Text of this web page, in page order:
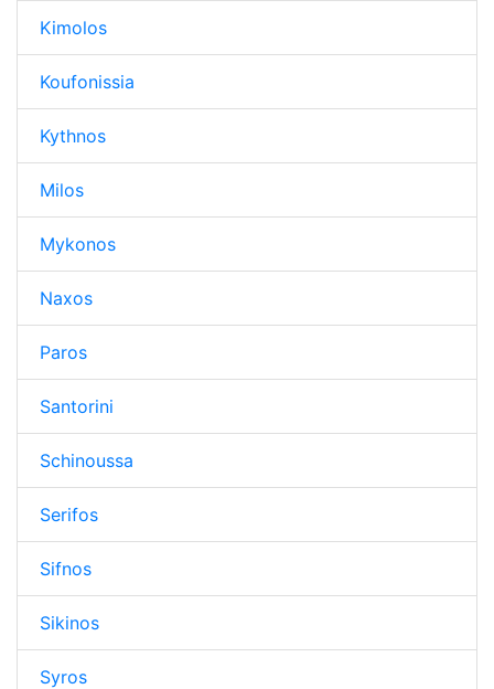
Kimolos
Koufonissia
Kythnos
Milos
Mykonos
Naxos
Paros
Santorini
Schinoussa
Serifos
Sifnos
Sikinos
Syros